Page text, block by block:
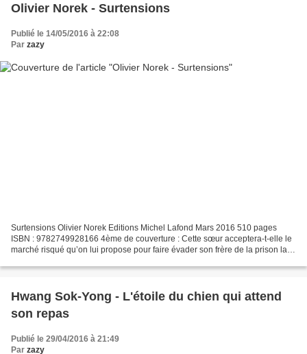
Olivier Norek - Surtensions
Publié le 14/05/2016 à 22:08
Par zazy
Surtensions Olivier Norek Editions Michel Lafond Mars 2016 510 pages
ISBN : 9782749928166 4ème de couverture : Cette sœur acceptera-t-elle le
marché risqué qu’on lui propose pour faire évader son frère de la prison la
Hwang Sok-Yong - L'étoile du chien qui attend
son repas
Publié le 29/04/2016 à 21:49
Par zazy